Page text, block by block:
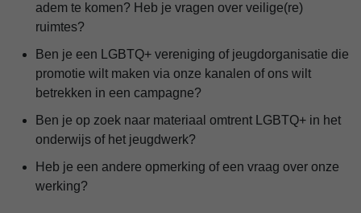
adem te komen? Heb je vragen over veilige(re)
ruimtes?
Ben je een LGBTQ+ vereniging of jeugdorganisatie die
promotie wilt maken via onze kanalen of ons wilt
betrekken in een campagne?
Ben je op zoek naar materiaal omtrent LGBTQ+ in het
onderwijs of het jeugdwerk?
Heb je een andere opmerking of een vraag over onze
werking?